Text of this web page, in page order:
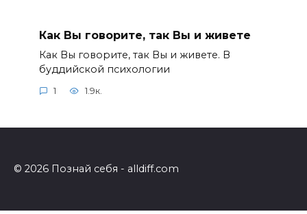
Как Вы говорите, так Вы и живете
Как Вы говорите, так Вы и живете. В
буддийской психологии
1 1.9к.
© 2026 Познай себя - alldiff.com